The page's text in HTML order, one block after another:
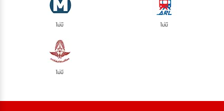
ไม่มี ไม่มี
ไม่มี